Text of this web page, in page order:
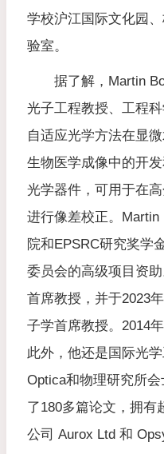
学校沪江国际文化园
验室。
据了解，Martin
光子工程教授、工程
自适应光学方法在显
生物医学成像中的开
光学器件，可用于在
进行像差校正。
院和EPSRC研究奖学
委员会的高级项目资
首席教授，并于2023
子学首席教授。2014
此外，他还是国际光
Optica和物理研究所
了180多篇论文，拥有
公司 Aurox Ltd 和